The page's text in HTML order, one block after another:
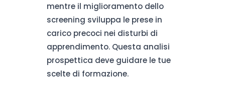
mentre il miglioramento dello
screening sviluppa le prese in
carico precoci nei disturbi di
apprendimento. Questa analisi
prospettica deve guidare le tue
scelte di formazione.